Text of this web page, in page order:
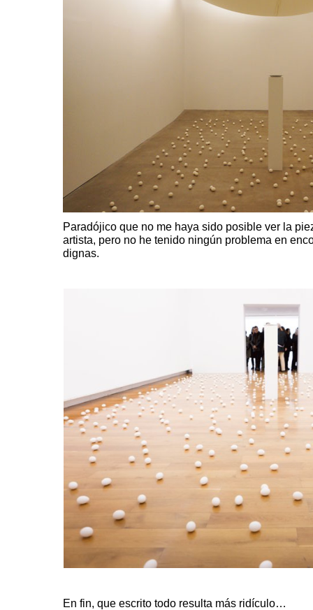
Paradójico que no me haya sido posible ver la
artista, pero no he tenido ningún problema en
dignas.
En fin, que escrito todo resulta más ridículo…